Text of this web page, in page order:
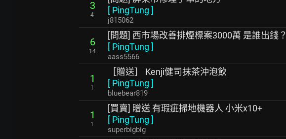
3
4
[ PingTung ]
j815062
6
14
[問題] 西市場改善排煙標案3000萬 是誰出錢？
[ PingTung ]
aass5566
1
1
［贈送］ Kenji健司抹茶沖泡飲
[ PingTung ]
bluebear819
1
1
[買賣] 贈送 有瑕疵掃地機器人 小米x10+
[ PingTung ]
superbigbig